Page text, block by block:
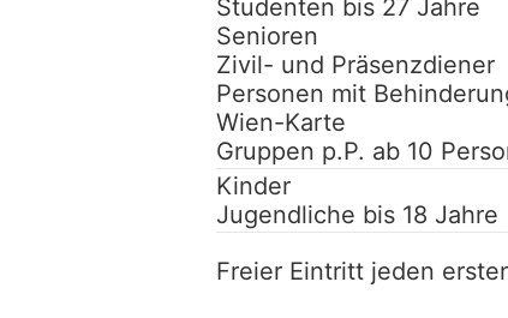
Studenten bis 27 Jahre
Senioren
Zivil- und Präsenzdiener
Personen mit
Wien-Karte
Gruppen p.P. ab 10
Kinder
Jugendliche bis 18 Jahre
Freier Eintritt jeden